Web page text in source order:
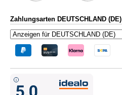
Zahlungsarten DEUTSCHLAND (DE)